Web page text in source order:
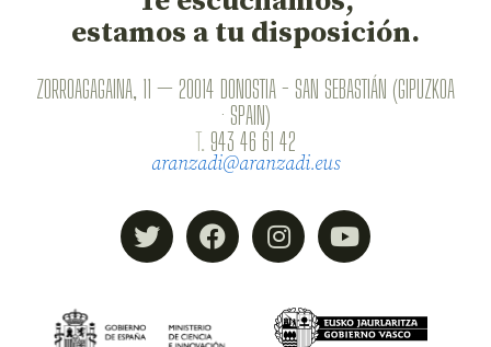
estamos a tu disposición.
ZORROAGAGAINA, 11 — 20014 DONOSTIA - SAN SEBASTIÁN (GIPUZKOA
· SPAIN)
T. 943 46 61 42
aranzadi@aranzadi.eus